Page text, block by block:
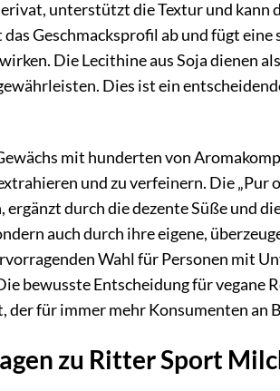
unterstützt die Textur und kann
Geschmacksprofil ab und fügt
Die Lecithine aus Soja dienen
Dies ist ein
mit hunderten von
und zu verfeinern. Die „Pur
durch die dezente Süße und
auch durch ihre eigene,
Wahl für Personen mit
bewusste Entscheidung für vegane
für immer mehr Konsumenten an
zu Ritter Sport